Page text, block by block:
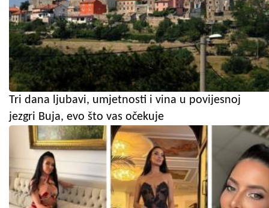
Tri dana ljubavi, umjetnosti i vina u povijesnoj
jezgri Buja, evo što vas očekuje